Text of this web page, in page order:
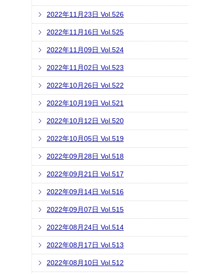
2022年11月23日 Vol.526
2022年11月16日 Vol.525
2022年11月09日 Vol.524
2022年11月02日 Vol.523
2022年10月26日 Vol.522
2022年10月19日 Vol.521
2022年10月12日 Vol.520
2022年10月05日 Vol.519
2022年09月28日 Vol.518
2022年09月21日 Vol.517
2022年09月14日 Vol.516
2022年09月07日 Vol.515
2022年08月24日 Vol.514
2022年08月17日 Vol.513
2022年08月10日 Vol.512